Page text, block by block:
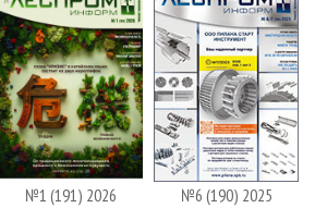
№1 (191) 2026 №6 (190) 2025